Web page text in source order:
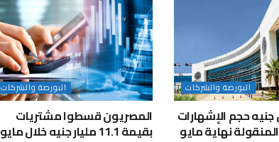
البورصة والشركات
جنيه حجم الإشهارات
نهاية مايو
البورصة والشركات
المصريون قسطوا مشتريات
بقيمة 11.1 مليار جنيه خلال مايو